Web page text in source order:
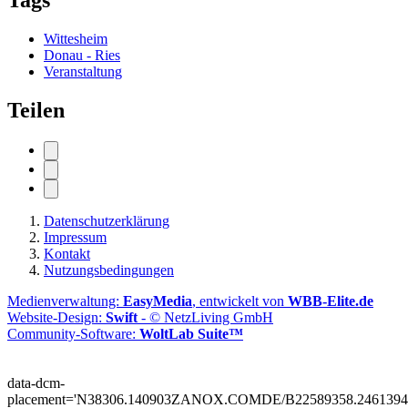
Wittesheim
Donau - Ries
Veranstaltung
Teilen
Datenschutzerklärung
Impressum
Kontakt
Nutzungsbedingungen
Medienverwaltung: EasyMedia, entwickelt von WBB-Elite.de
Website-Design: Swift - © NetzLiving GmbH
Community-Software: WoltLab Suite™
data-dcm-
placement='N38306.140903ZANOX.COMDE/